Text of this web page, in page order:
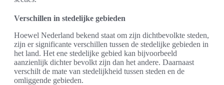
Verschillen in stedelijke gebieden
Hoewel Nederland bekend staat om zijn dichtbevolkte steden,
zijn er significante verschillen tussen de stedelijke gebieden in
het land. Het ene stedelijke gebied kan bijvoorbeeld
aanzienlijk dichter bevolkt zijn dan het andere. Daarnaast
verschilt de mate van stedelijkheid tussen steden en de
omliggende gebieden.